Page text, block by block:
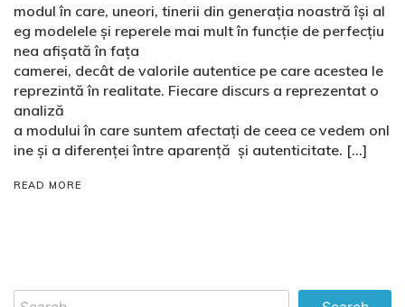
modul în care, uneori, tinerii din generația noastră își al
eg modelele și reperele mai mult în funcție de perfecțiu
nea afișată în fața
camerei, decât de valorile autentice pe care acestea le
reprezintă în realitate. Fiecare discurs a reprezentat o
analiză
a modului în care suntem afectați de ceea ce vedem onl
ine și a diferenței între aparență și autenticitate. […]
READ MORE
Search